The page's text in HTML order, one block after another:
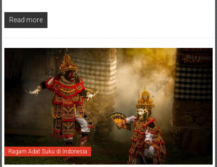
Read more
Ragam Adat Suku di Indonesia